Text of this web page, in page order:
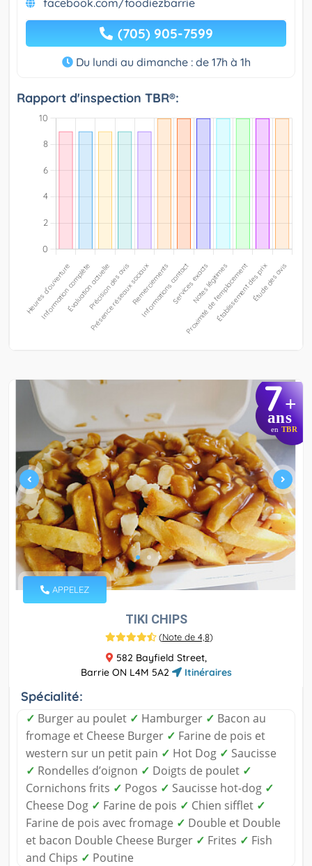
facebook.com/foodiezbarrie
(705) 905-7599
Du lundi au dimanche : de 17h à 1h
Rapport d'inspection TBR®:
7+
ans
en TBR
APPELEZ
TIKI CHIPS
(Note de 4,8)
582 Bayfield Street,
Barrie ON L4M 5A2
Itinéraires
Spécialité:
✓ Burger au poulet ✓ Hamburger ✓ Bacon au
fromage et Cheese Burger ✓ Farine de pois et
western sur un petit pain ✓ Hot Dog ✓ Saucisse
✓ Rondelles d’oignon ✓ Doigts de poulet ✓
Cornichons frits ✓ Pogos ✓ Saucisse hot-dog ✓
Cheese Dog ✓ Farine de pois ✓ Chien sifflet ✓
Farine de pois avec fromage ✓ Double et Double
et bacon Double Cheese Burger ✓ Frites ✓ Fish
and Chips ✓ Poutine